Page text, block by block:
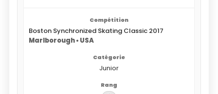
Boston Synchronized Skating Classic 2017
Marlborough • USA
Junior